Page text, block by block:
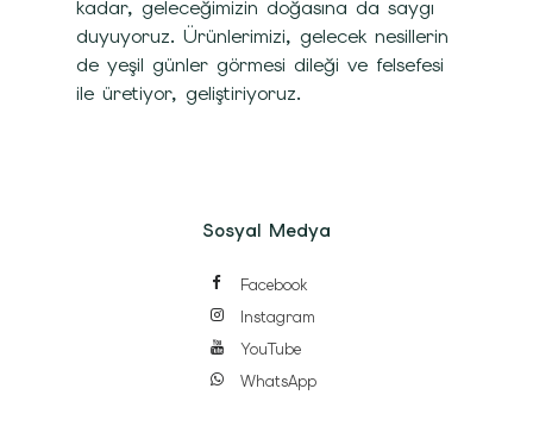
kadar, geleceğimizin doğasına da saygı
duyuyoruz. Ürünlerimizi, gelecek nesillerin
de yeşil günler görmesi dileği ve felsefesi
ile üretiyor, geliştiriyoruz.
Sosyal Medya
Facebook
Instagram
YouTube
WhatsApp